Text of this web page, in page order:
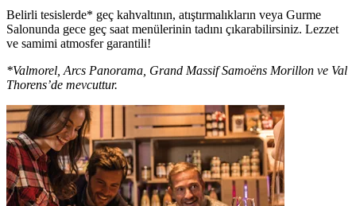
Belirli tesislerde* geç kahvaltının, atıştırmalıkların veya Gurme
Salonunda gece geç saat menülerinin tadını çıkarabilirsiniz. Lezzet
ve samimi atmosfer garantili!
*Valmorel, Arcs Panorama, Grand Massif Samoëns Morillon ve Val
Thorens’de mevcuttur.